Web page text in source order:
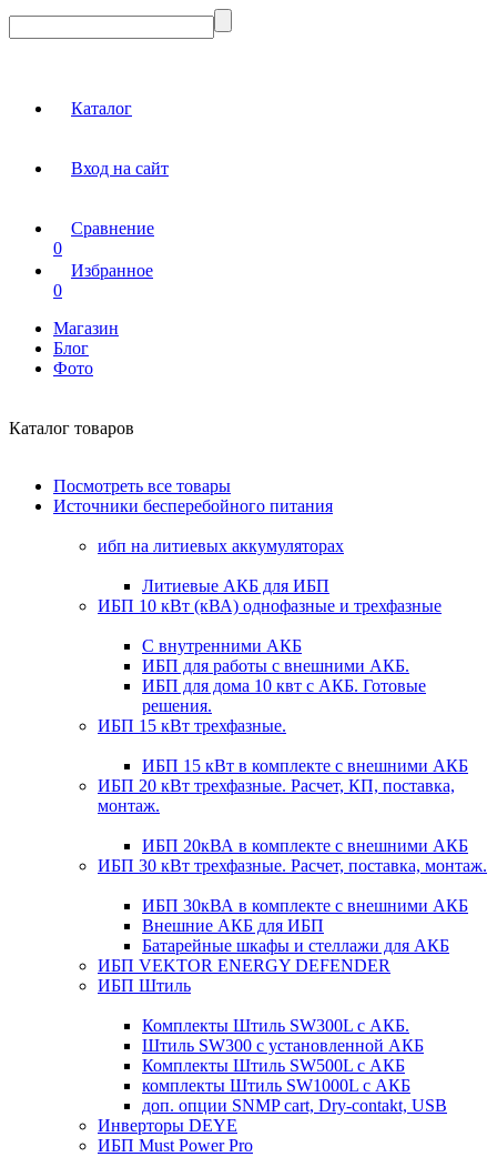
Каталог
Вход на сайт
Сравнение
0
Избранное
0
Магазин
Блог
Фото
Каталог товаров
Посмотреть все товары
Источники бесперебойного питания
ибп на литиевых аккумуляторах
Литиевые АКБ для ИБП
ИБП 10 кВт (кВА) однофазные и трехфазные
С внутренними АКБ
ИБП для работы с внешними АКБ.
ИБП для дома 10 квт с АКБ. Готовые
решения.
ИБП 15 кВт трехфазные.
ИБП 15 кВт в комплекте с внешними АКБ
ИБП 20 кВт трехфазные. Расчет, КП, поставка,
монтаж.
ИБП 20кВА в комплекте с внешними АКБ
ИБП 30 кВт трехфазные. Расчет, поставка, монтаж.
ИБП 30кВА в комплекте с внешними АКБ
Внешние АКБ для ИБП
Батарейные шкафы и стеллажи для АКБ
ИБП VEKTOR ENERGY DEFENDER
ИБП Штиль
Комплекты Штиль SW300L с АКБ.
Штиль SW300 с установленной АКБ
Комплекты Штиль SW500L с АКБ
комплекты Штиль SW1000L с АКБ
доп. опции SNMP cart, Dry-contakt, USB
Инверторы DEYE
ИБП Must Power Pro